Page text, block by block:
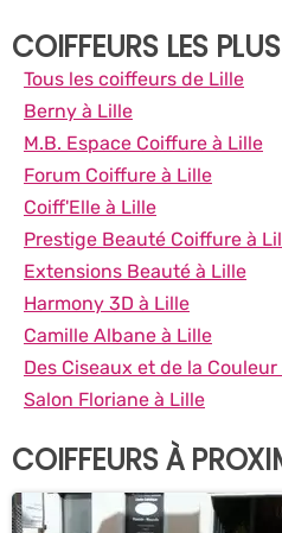
COIFFEURS LES
Tous les coiffeurs de Lille
Berny à Lille
M.B. Espace Coiffure à Lille
Forum Coiffure à Lille
Coiff'Elle à Lille
Prestige Beauté Coiffure à
Extensions Beauté à Lille
Harmony 3D à Lille
Camille Albane à Lille
Des Ciseaux et de la Couleur
Salon Floriane à Lille
COIFFEURS À